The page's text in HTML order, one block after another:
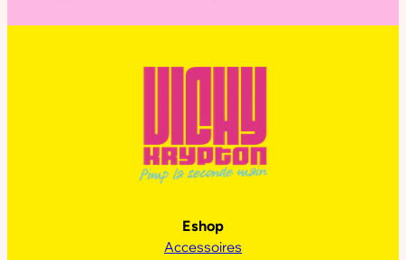
Eshop
Accessoires